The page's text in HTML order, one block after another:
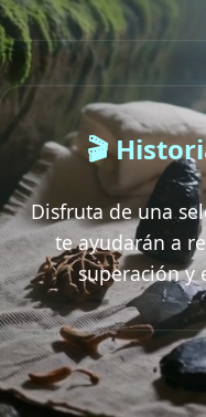
🎬
Disfruta de una
te ayudarán a
superación y